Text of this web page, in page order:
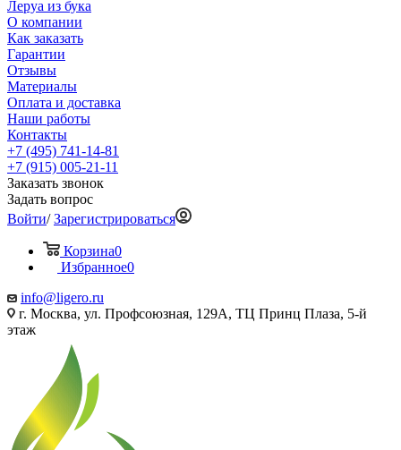
Леруа из бука
О компании
Как заказать
Гарантии
Отзывы
Материалы
Оплата и доставка
Наши работы
Контакты
+7 (495) 741-14-81
+7 (915) 005-21-11
Заказать звонок
Задать вопрос
Войти/Зарегистрироваться
Корзина0
Избранное0
info@ligero.ru
г. Москва, ул. Профсоюзная, 129А, ТЦ Принц Плаза, 5-й
этаж